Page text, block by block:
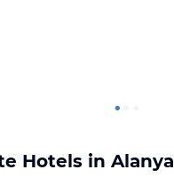
Hotels in Alanya